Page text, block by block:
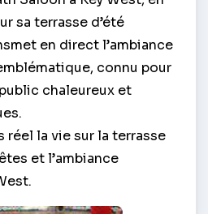
sa terrasse d’été
en direct l’ambiance
connu pour
chaleureux et
réel la vie sur la terrasse
et l’ambiance